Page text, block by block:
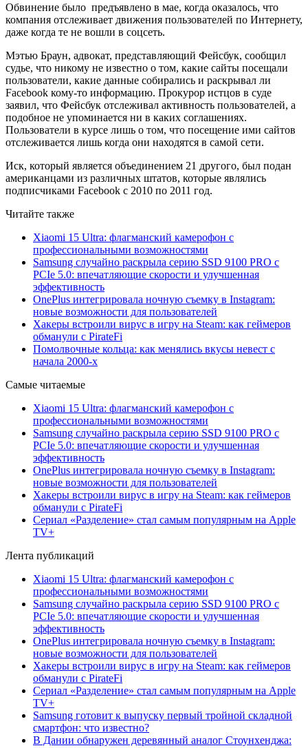
Обвинение было предъявлено в мае, когда оказалось, что
компания отслеживает движения пользователей по Интернету,
даже когда те не вошли в соцсеть.
Мэтью Браун, адвокат, представляющий Фейсбук, сообщил
судье, что никому не известно о том, какие сайты посещали
пользователи, какие данные собирались и раскрывал ли
Facebook кому-то информацию. Прокурор истцов в суде
заявил, что Фейсбук отслеживал активность пользователей, а
подобное не упоминается ни в каких соглашениях.
Пользователи в курсе лишь о том, что посещение ими сайтов
отслеживается лишь когда они находятся в самой сети.
Иск, который является объединением 21 другого, был подан
американцами из различных штатов, которые являлись
подписчиками Facebook с 2010 по 2011 год.
Читайте также
Xiaomi 15 Ultra: флагманский камерофон с
профессиональными возможностями
Samsung случайно раскрыла серию SSD 9100 PRO с
PCIe 5.0: впечатляющие скорости и улучшенная
эффективность
OnePlus интегрировала ночную съемку в Instagram:
новые возможности для пользователей
Хакеры встроили вирус в игру на Steam: как геймеров
обманули с PirateFi
Помолвочные кольца: как менялись вкусы невест с
начала 2000-х
Самые читаемые
Xiaomi 15 Ultra: флагманский камерофон с
профессиональными возможностями
Samsung случайно раскрыла серию SSD 9100 PRO с
PCIe 5.0: впечатляющие скорости и улучшенная
эффективность
OnePlus интегрировала ночную съемку в Instagram:
новые возможности для пользователей
Хакеры встроили вирус в игру на Steam: как геймеров
обманули с PirateFi
Сериал «Разделение» стал самым популярным на Apple
TV+
Лента публикаций
Xiaomi 15 Ultra: флагманский камерофон с
профессиональными возможностями
Samsung случайно раскрыла серию SSD 9100 PRO с
PCIe 5.0: впечатляющие скорости и улучшенная
эффективность
OnePlus интегрировала ночную съемку в Instagram:
новые возможности для пользователей
Хакеры встроили вирус в игру на Steam: как геймеров
обманули с PirateFi
Сериал «Разделение» стал самым популярным на Apple
TV+
Samsung готовит к выпуску первый тройной складной
смартфон: что известно?
В Дании обнаружен деревянный аналог Стоунхенджа: